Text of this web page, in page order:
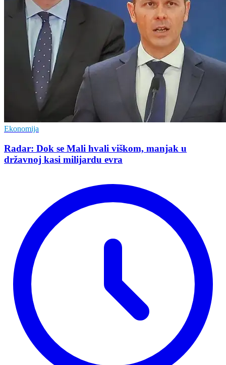
Ekonomija
Radar: Dok se Mali hvali viškom, manjak u
državnoj kasi milijardu evra